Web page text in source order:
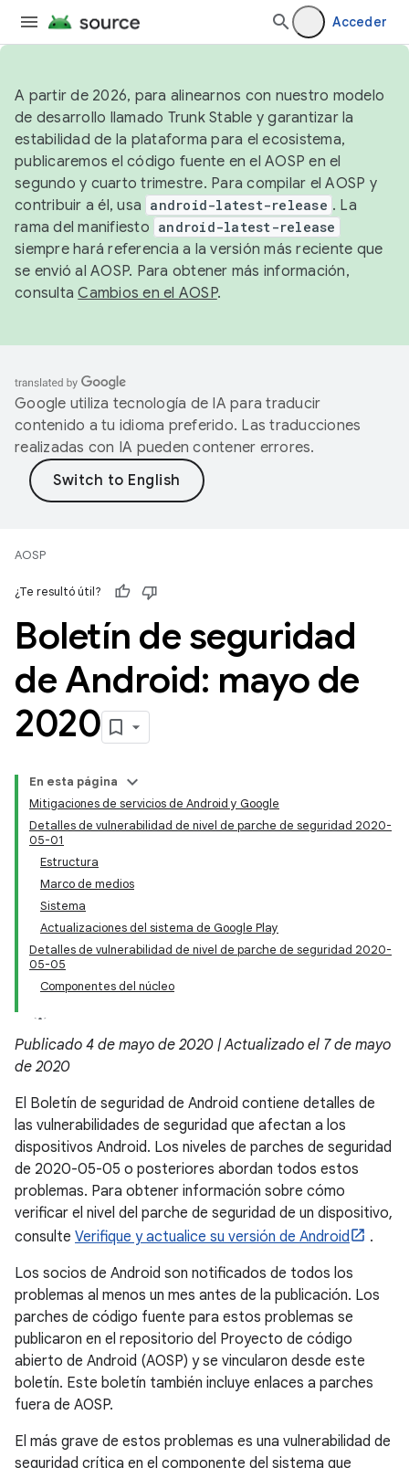
Acceder
A partir de 2026, para alinearnos con nuestro modelo
de desarrollo llamado Trunk Stable y garantizar la
estabilidad de la plataforma para el ecosistema,
publicaremos el código fuente en el AOSP en el
segundo y cuarto trimestre. Para compilar el AOSP y
contribuir a él, usa android-latest-release . La
rama del manifiesto android-latest-release
siempre hará referencia a la versión más reciente que
se envió al AOSP. Para obtener más información,
consultaCambios en el AOSP.
Google utiliza tecnología de IA para traducir
contenido a tu idioma preferido. Las traducciones
realizadas con IA pueden contener errores.
AOSP
¿Te resultó útil?
Boletín de seguridad
de Android: mayo de
2020
En esta página
Mitigaciones de servicios de Android y Google
Detalles de vulnerabilidad de nivel de parche de seguridad 2020-
05-01
Estructura
Marco de medios
Sistema
Actualizaciones del sistema de Google Play
Detalles de vulnerabilidad de nivel de parche de seguridad 2020-
05-05
Componentes del núcleo
Publicado 4 de mayo de 2020 | Actualizado el 7 de mayo
de 2020
El Boletín de seguridad de Android contiene detalles de
las vulnerabilidades de seguridad que afectan a los
dispositivos Android. Los niveles de parches de seguridad
de 2020-05-05 o posteriores abordan todos estos
problemas. Para obtener información sobre cómo
verificar el nivel del parche de seguridad de un dispositivo,
consulte Verifique y actualice su versión de Android
.
Los socios de Android son notificados de todos los
problemas al menos un mes antes de la publicación. Los
parches de código fuente para estos problemas se
publicaron en el repositorio del Proyecto de código
abierto de Android (AOSP) y se vincularon desde este
boletín. Este boletín también incluye enlaces a parches
fuera de AOSP.
El más grave de estos problemas es una vulnerabilidad de
seguridad crítica en el componente del sistema que